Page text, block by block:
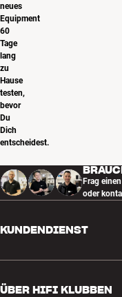
neues
Equipment
60
Tage
lang
zu
Hause
testen,
bevor
Du
Dich
entscheidest.
Frag
oder
KUNDENDIENST
ÜBER HIFI KLUBBEN